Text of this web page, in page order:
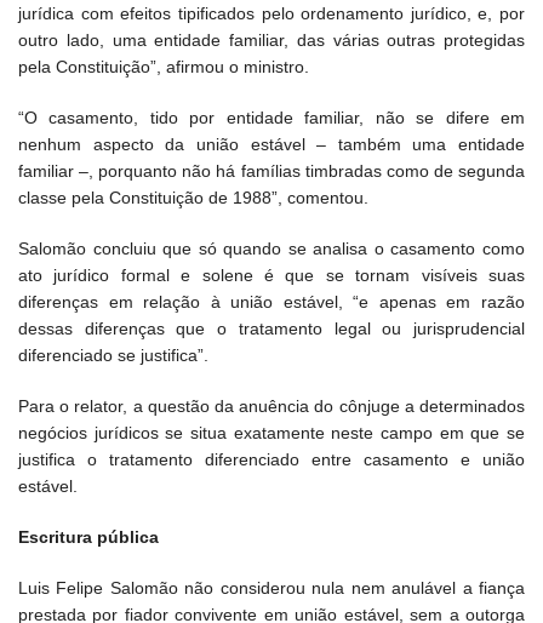
jurídica com efeitos tipificados pelo ordenamento jurídico, e, por
outro lado, uma entidade familiar, das várias outras protegidas
pela Constituição”, afirmou o ministro.
“O casamento, tido por entidade familiar, não se difere em
nenhum aspecto da união estável – também uma entidade
familiar –, porquanto não há famílias timbradas como de segunda
classe pela Constituição de 1988”, comentou.
Salomão concluiu que só quando se analisa o casamento como
ato jurídico formal e solene é que se tornam visíveis suas
diferenças em relação à união estável, “e apenas em razão
dessas diferenças que o tratamento legal ou jurisprudencial
diferenciado se justifica”.
Para o relator, a questão da anuência do cônjuge a determinados
negócios jurídicos se situa exatamente neste campo em que se
justifica o tratamento diferenciado entre casamento e união
estável.
Escritura pública
Luis Felipe Salomão não considerou nula nem anulável a fiança
prestada por fiador convivente em união estável, sem a outorga